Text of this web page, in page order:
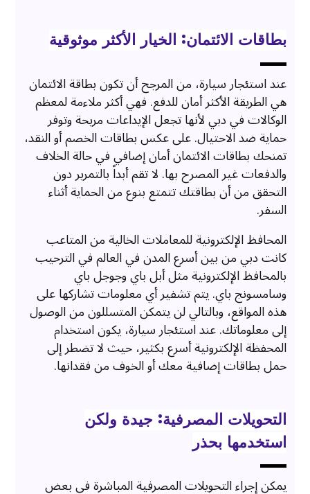
بطاقات الائتمان: الخيار الأكثر موثوقية
عند استئجار سيارة، من المرجح أن تكون بطاقة الائتمان
هي الطريقة الأكثر أمان للدفع. فهي أكثر ملاءمة لمعظم
الوكالات في دبي لأنها تجعل الإيداعات مريحة وتوفر
حماية ضد الاحتيال. على عكس بطاقات الخصم أو النقد،
تمنحك بطاقات الائتمان أمان إضافي في حالة الخلاف
والدفعات غير المصرح بها. لا تقم أبداً بالتمرير دون
التحقق من أن بطاقتك تتمتع بنوع من الحماية أثناء
السفر.
المحافظ الإلكترونية للمعاملات الخالية من المتاعب
كانت دبي من بين أسرع المدن في العالم في الترحيب
بالمحافظ الإلكترونية مثل أبل باي وجوجل باي
وسامسونج باي. يتم تشفير أي معلومات تشاركها على
هذه المواقع، وبالتالي لن يتمكن المتسللون من الوصول
إلى معلوماتك. عند استئجار سيارة، يكون استخدام
المحفظة الإلكترونية أسرع بكثير، حيث لا تضطر إلى
حمل بطاقات إضافية معك أو الخوف من فقدانها.
التحويلات المصرفية: جيدة ولكن
استخدمها بحذر
يمكن إجراء التحويلات المصرفية المباشرة في بعض